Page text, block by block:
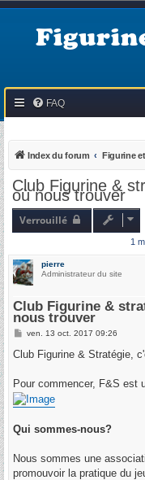
FAQ
Index du forum Figurine
Club Figurine &
où nous trouver
Verrouillé
1
pierre
Administrateur du site
Club Figurine &
nous trouver
M
s
g
ven. 13 oct. 2017 09:26
Club Figurine & Stratégie,
Pour commencer, F&S est
Qui sommes-nous?
Nous sommes une
promouvoir la pratique du